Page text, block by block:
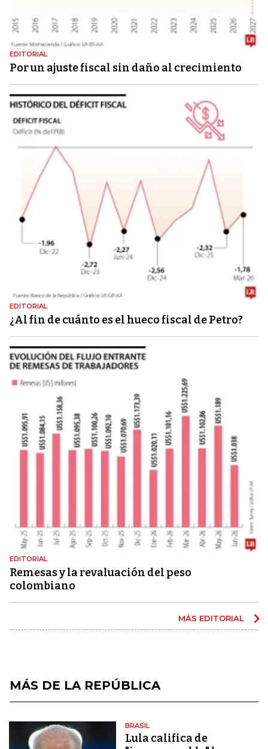
EDITORIAL
Por un ajuste fiscal sin daño al crecimiento
EDITORIAL
¿Al fin de cuánto es el hueco fiscal de Petro?
EDITORIAL
Remesas y la revaluación del peso
colombiano
MÁS EDITORIAL
MÁS DE LA REPÚBLICA
BRASIL
Lula califica de